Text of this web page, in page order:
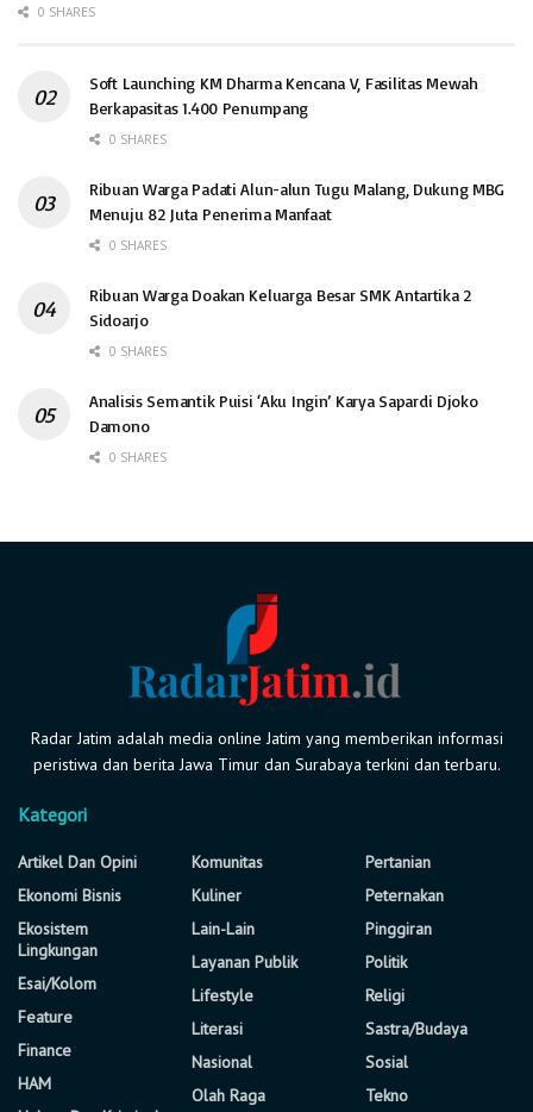
0 SHARES
Soft Launching KM Dharma Kencana V, Fasilitas Mewah
Berkapasitas 1.400 Penumpang
0 SHARES
Ribuan Warga Padati Alun-alun Tugu Malang, Dukung MBG
Menuju 82 Juta Penerima Manfaat
0 SHARES
Ribuan Warga Doakan Keluarga Besar SMK Antartika 2
Sidoarjo
0 SHARES
Analisis Semantik Puisi ‘Aku Ingin’ Karya Sapardi Djoko
Damono
0 SHARES
Radar Jatim adalah media online Jatim yang memberikan informasi
peristiwa dan berita Jawa Timur dan Surabaya terkini dan terbaru.
Kategori
Artikel Dan Opini
Ekonomi Bisnis
Ekosistem
Lingkungan
Esai/Kolom
Feature
Finance
HAM
Komunitas
Kuliner
Lain-Lain
Layanan Publik
Lifestyle
Literasi
Nasional
Olah Raga
Pertanian
Peternakan
Pinggiran
Politik
Religi
Sastra/Budaya
Sosial
Tekno